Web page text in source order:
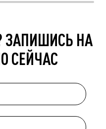
ЗАПИШИСЬ НА
СЕЙЧАС